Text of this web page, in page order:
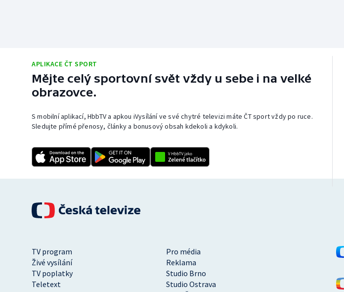
APLIKACE ČT SPORT
Mějte celý sportovní svět vždy u sebe i na velké
obrazovce.
S mobilní aplikací, HbbTV a apkou iVysílání ve své chytré televizi máte ČT sport vždy po ruce.
Sledujte přímé přenosy, články a bonusový obsah kdekoli a kdykoli.
TV program
Pro média
Živé vysílání
Reklama
TV poplatky
Studio Brno
Teletext
Studio Ostrava